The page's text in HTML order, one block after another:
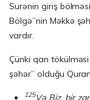
Surənin giriş
Bölgə”nin Məkkə
vardır.
Çünki qan
şəhər” olduğu
125Və Biz, bir